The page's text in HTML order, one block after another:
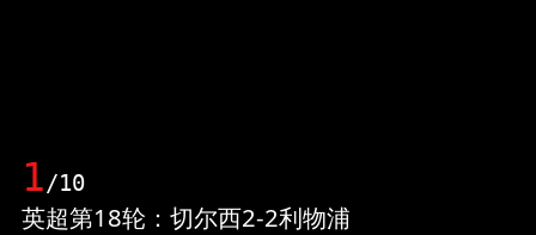
1/10
英超第18轮：切尔西2-2利物浦